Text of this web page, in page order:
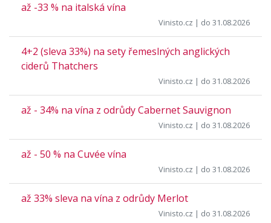
až -33 % na italská vína
Vinisto.cz | do 31.08.2026
4+2 (sleva 33%) na sety řemeslných anglických
ciderů Thatchers
Vinisto.cz | do 31.08.2026
až - 34% na vína z odrůdy Cabernet Sauvignon
Vinisto.cz | do 31.08.2026
až - 50 % na Cuvée vína
Vinisto.cz | do 31.08.2026
až 33% sleva na vína z odrůdy Merlot
Vinisto.cz | do 31.08.2026